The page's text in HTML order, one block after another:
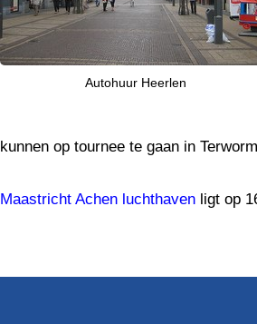
Autohuur Heerlen
kunnen op tournee te gaan in
Maastricht Achen luchthaven ligt op